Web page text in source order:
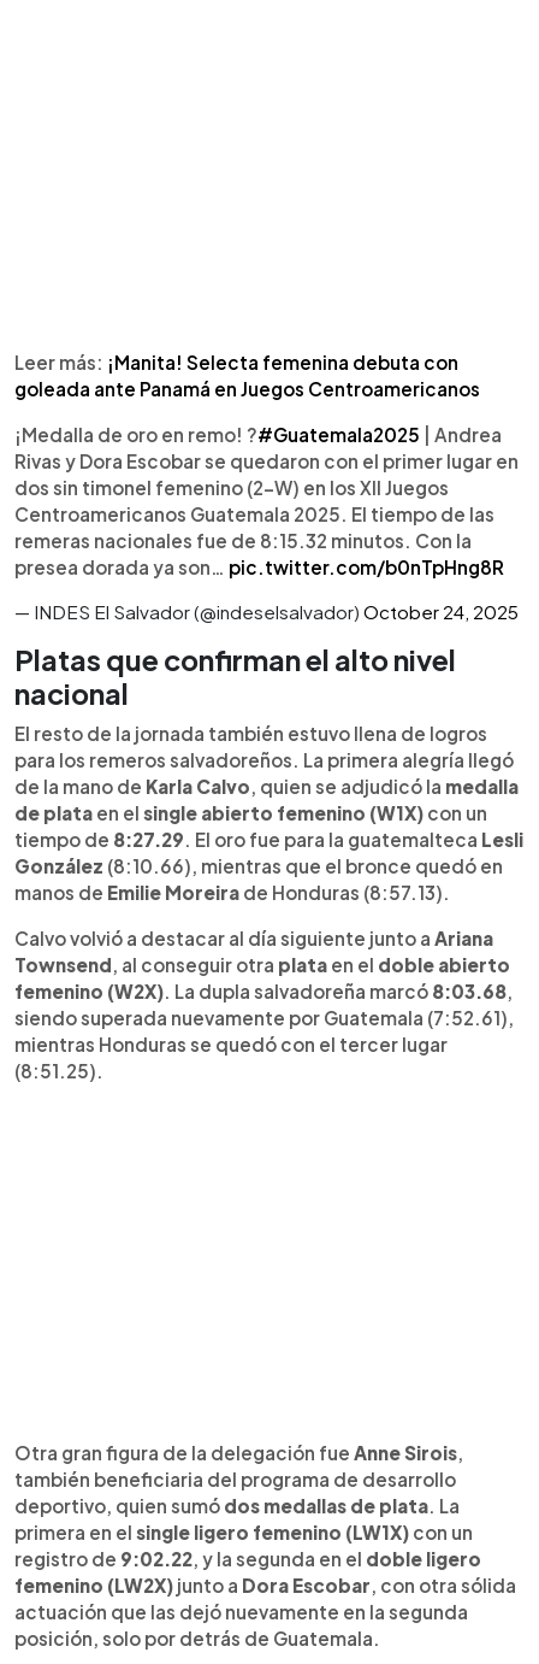
Leer más: ¡Manita! Selecta femenina debuta con
goleada ante Panamá en Juegos Centroamericanos
¡Medalla de oro en remo! ?#Guatemala2025 | Andrea
Rivas y Dora Escobar se quedaron con el primer lugar en
dos sin timonel femenino (2-W) en los XII Juegos
Centroamericanos Guatemala 2025. El tiempo de las
remeras nacionales fue de 8:15.32 minutos. Con la
presea dorada ya son… pic.twitter.com/b0nTpHng8R
— INDES El Salvador (@indeselsalvador) October 24, 2025
Platas que confirman el alto nivel
nacional
El resto de la jornada también estuvo llena de logros
para los remeros salvadoreños. La primera alegría llegó
de la mano de Karla Calvo, quien se adjudicó la medalla
de plata en el single abierto femenino (W1X) con un
tiempo de 8:27.29. El oro fue para la guatemalteca Lesli
González (8:10.66), mientras que el bronce quedó en
manos de Emilie Moreira de Honduras (8:57.13).
Calvo volvió a destacar al día siguiente junto a Ariana
Townsend, al conseguir otra plata en el doble abierto
femenino (W2X). La dupla salvadoreña marcó 8:03.68,
siendo superada nuevamente por Guatemala (7:52.61),
mientras Honduras se quedó con el tercer lugar
(8:51.25).
Otra gran figura de la delegación fue Anne Sirois,
también beneficiaria del programa de desarrollo
deportivo, quien sumó dos medallas de plata. La
primera en el single ligero femenino (LW1X) con un
registro de 9:02.22, y la segunda en el doble ligero
femenino (LW2X) junto a Dora Escobar, con otra sólida
actuación que las dejó nuevamente en la segunda
posición, solo por detrás de Guatemala.